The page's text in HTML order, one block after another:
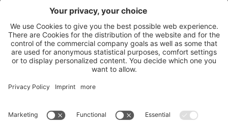
inService
Via di Mezzo ai Piani 5 ,39100 Bolzano.T+39 0471 310 311.
info@unione-bz.it
Impressum
Privacy